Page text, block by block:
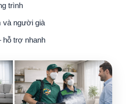
trình
và người già
hỗ trợ nhanh